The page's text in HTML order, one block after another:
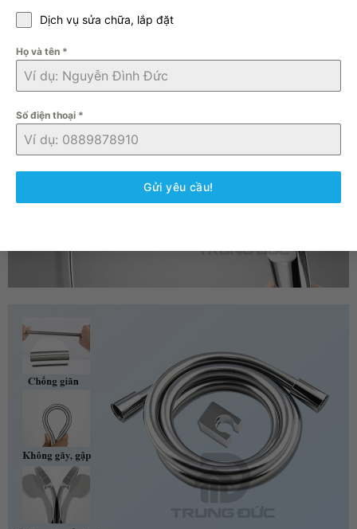
Dịch vụ sửa chữa, lắp đặt
Họ và tên *
Số điện thoại *
Gửi yêu cầu!